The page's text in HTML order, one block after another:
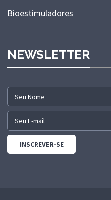
Bioestimuladores
NEWSLETTER